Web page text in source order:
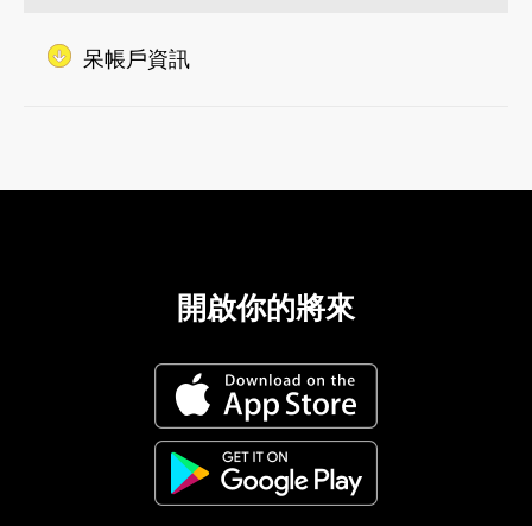
呆帳戶資訊
02-8979-6600
開啟你的將來